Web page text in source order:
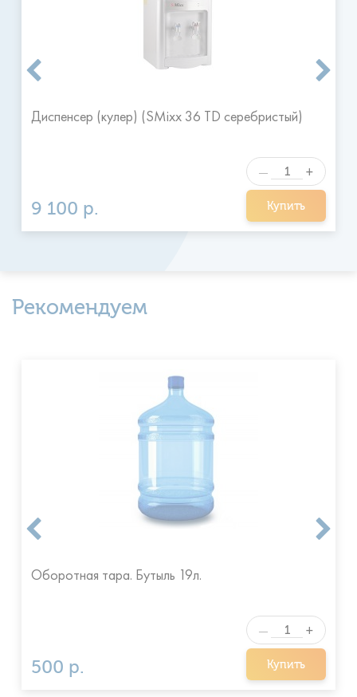
Я ознакомился и согласен с
на следующий день в удобное для клиента время.
Диспенсер (кулер) (SMixx 36 TD серебристый)
9 100 р. Купить
— +
Рекомендуем
Оборотная тара. Бутыль 19л.
500 р. Купить
— +